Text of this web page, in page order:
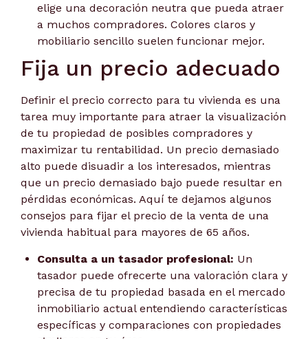
elige una decoración neutra que pueda atraer
a muchos compradores. Colores claros y
mobiliario sencillo suelen funcionar mejor.
Fija un precio adecuado
Definir el precio correcto para tu vivienda es una
tarea muy importante para atraer la visualización
de tu propiedad de posibles compradores y
maximizar tu rentabilidad. Un precio demasiado
alto puede disuadir a los interesados, mientras
que un precio demasiado bajo puede resultar en
pérdidas económicas. Aquí te dejamos algunos
consejos para fijar el precio de la venta de una
vivienda habitual para mayores de 65 años.
Consulta a un tasador profesional: Un
tasador puede ofrecerte una valoración clara y
precisa de tu propiedad basada en el mercado
inmobiliario actual entendiendo características
específicas y comparaciones con propiedades